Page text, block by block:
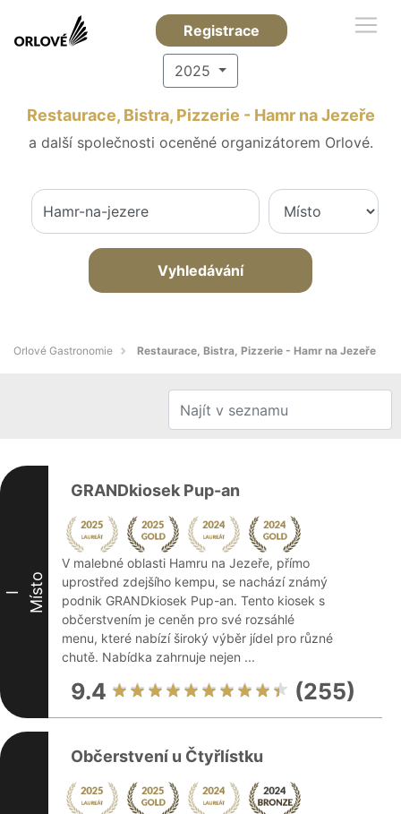
Registrace
2025
Restaurace, Bistra, Pizzerie - Hamr na Jezeře
a další společnosti oceněné organizátorem Orlové.
Vyhledávání
Orlové Gastronomie Restaurace, Bistra, Pizzerie - Hamr na Jezeře
I Místo
GRANDkiosek Pup-an
V malebné oblasti Hamru na Jezeře, přímo
uprostřed zdejšího kempu, se nachází známý
podnik GRANDkiosek Pup-an. Tento kiosek s
občerstvením je ceněn pro své rozsáhlé
menu, které nabízí široký výběr jídel pro různé
chutě. Nabídka zahrnuje nejen ...
9.4 (255)
Občerstvení u Čtyřlístku